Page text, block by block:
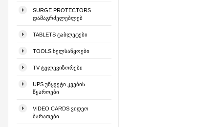
SURGE PROTECTORS
ᲓᲐᲛᲐᲒᲠᲫᲔᲚᲔᲑᲚᲔᲑ
TABLETS ᲢᲐᲑᲚᲔᲢᲔᲑᲘ
TOOLS ᲮᲔᲚᲡᲐᲬᲧᲝᲔᲑᲘ
TV ᲢᲔᲚᲔᲕᲘᲖᲝᲠᲔᲑᲘ
UPS ᲣᲬᲧᲕᲔᲢᲘ ᲙᲕᲔᲑᲘᲡ
ᲬᲧᲐᲠᲝᲔᲑᲘ
VIDEO CARDS ᲕᲘᲓᲔᲝ
ᲑᲐᲠᲐᲗᲔᲑᲘ